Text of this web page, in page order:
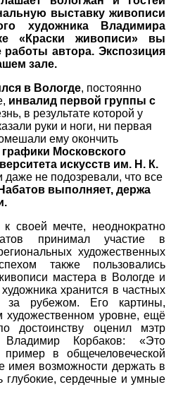
выставку живописи
художника Владимира
е «Краски живописи» вы
автора. Экспозиция
зале.
в Вологде, постоянно
инвалид первой группы с
в результате которой у
руки и ноги, ни первая
ему окончить
Московского
искусств им. Н. К.
даже не подозревали, что все
Набатов выполняет, держа
своей мечте, неоднократно
принимал участие в
художественных
также пользовались
мастера в Вологде и
хранится в частных
рубежом. Его картины,
уровне, ещё
достоинству оценил мэтр
Владимир Корбаков: «Это
в общечеловеческой
имея возможности держать в
глубокие, сердечные и умные